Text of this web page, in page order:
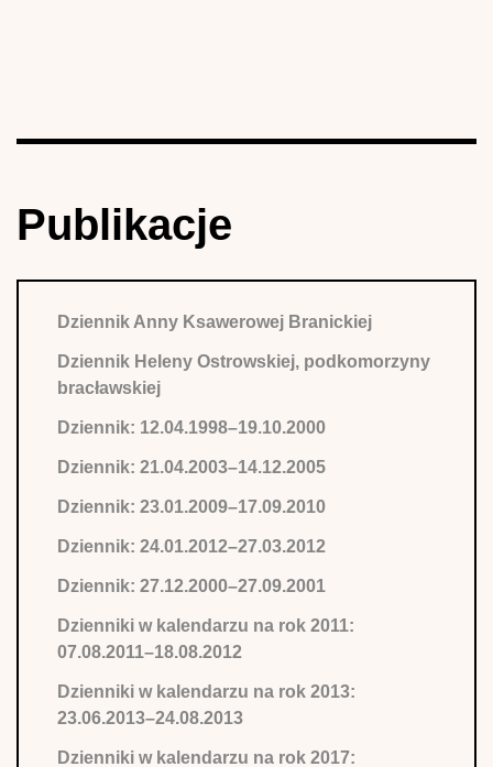
Publikacje
Dziennik Anny Ksawerowej Branickiej
Dziennik Heleny Ostrowskiej, podkomorzyny
bracławskiej
Dziennik: 12.04.1998–19.10.2000
Dziennik: 21.04.2003–14.12.2005
Dziennik: 23.01.2009–17.09.2010
Dziennik: 24.01.2012–27.03.2012
Dziennik: 27.12.2000–27.09.2001
Dzienniki w kalendarzu na rok 2011:
07.08.2011–18.08.2012
Dzienniki w kalendarzu na rok 2013:
23.06.2013–24.08.2013
Dzienniki w kalendarzu na rok 2017: